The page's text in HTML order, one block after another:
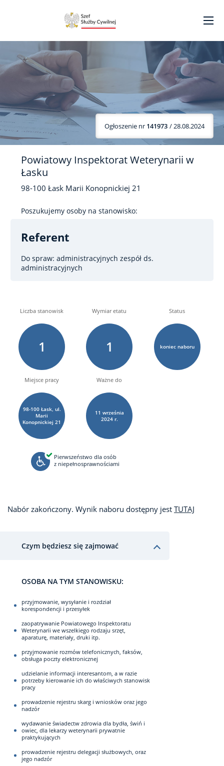
Ogłoszenie nr 141973 / 28.08.2024
Powiatowy Inspektorat Weterynarii w
Łasku
98-100 Łask Marii Konopnickiej 21
Poszukujemy osoby na stanowisko:
Referent
Do spraw: administracyjnych zespół ds.
administracyjnych
Liczba stanowisk
1
Wymiar etatu
1
Status
koniec naboru
Miejsce pracy
98-100 Łask, ul.
Marii
Konopnickiej 21
Ważne do
11 września
2024 r.
Pierwszeństwo dla osób
z niepełnosprawnościami
Nabór zakończony. Wynik naboru dostępny jest TUTAJ
Czym będziesz się zajmować
OSOBA NA TYM STANOWISKU:
przyjmowanie, wysyłanie i rozdział
korespondencji i przesyłek
zaopatrywanie Powiatowego Inspektoratu
Weterynarii we wszelkiego rodzaju srzęt,
aparaturę, materiały, druki itp.
przyjmowanie rozmów telefonicznych, faksów,
obsługa poczty elektronicznej
udzielanie informacji interesantom, a w razie
potrzeby kierowanie ich do właściwych stanowisk
pracy
prowadzenie rejestru skarg i wniosków oraz jego
nadzór
wydawanie świadectw zdrowia dla bydła, świń i
owiec, dla lekarzy weterynarii prywatnie
praktykujących
prowadzenie rejestru delegacji służbowych, oraz
jego nadzór